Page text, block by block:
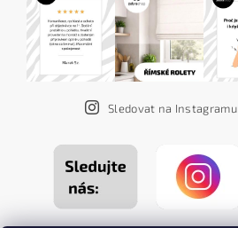
Sledovat na Instagramu